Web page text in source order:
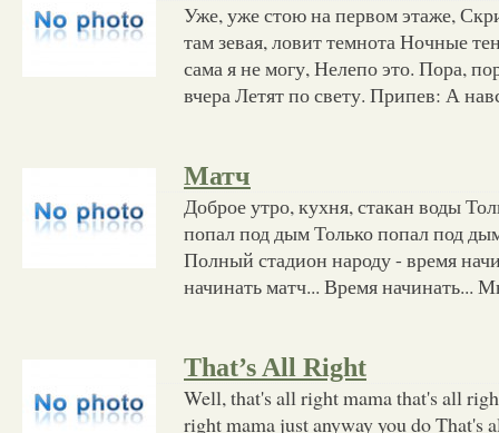
Уже, уже стою на первом этаже,
там зевая, ловит темнота Ночные
сама я не могу, Нелепо это. Пора,
вчера Летят по свету. Припев: А
Матч
Доброе утро, кухня, стакан воды
попал под дым Только попал под
Полный стадион народу - время
начинать матч... Время начинать...
That’s All Right
Well, that's all right mama that's all
right mama just anyway you do That's